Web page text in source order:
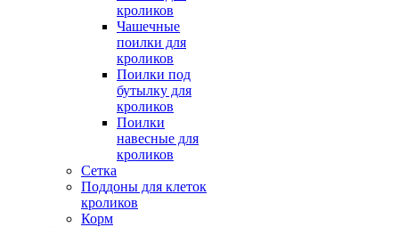
кроликов
Чашечные
поилки для
кроликов
Поилки под
бутылку для
кроликов
Поилки
навесные для
кроликов
Сетка
Поддоны для клеток
кроликов
Корм